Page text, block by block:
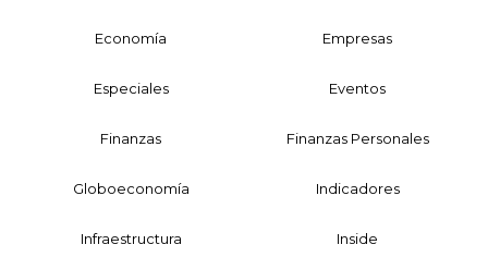
Economía Empresas
Especiales Eventos
Finanzas Finanzas Personales
Globoeconomía Indicadores
Infraestructura Inside